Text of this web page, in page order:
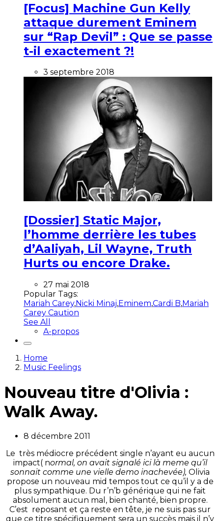
[Focus] Machine Gun Kelly
attaque durement Eminem
sur “Rap Devil” : Que se passe
t-il exactement ?!
3 septembre 2018
[Dossier] Static Major,
l’homme derrière les tubes
d’Aaliyah, Lil Wayne, Truth
Hurts ou encore Drake.
27 mai 2018
Popular Tags:
Mariah Carey,Nicki Minaj,Eminem,Cardi B,Mariah
Carey Caution
See All
A-propos
Home
Music Feelings
Nouveau titre d'Olivia :
Walk Away.
8 décembre 2011
Le très médiocre précédent single n’ayant eu aucun
impact( normal, on avait signalé ici là meme qu’il
sonnait comme une vielle demo inachevée), Olivia
propose un nouveau mid tempos tout ce qu’il y a de
plus sympathique. Du r’n’b générique qui ne fait
absolument aucun mal, bien chanté, bien propre.
C’est reposant et ça reste en tête, je ne suis pas sur
que ce titre spécifiquement sera un succès mais il n’y